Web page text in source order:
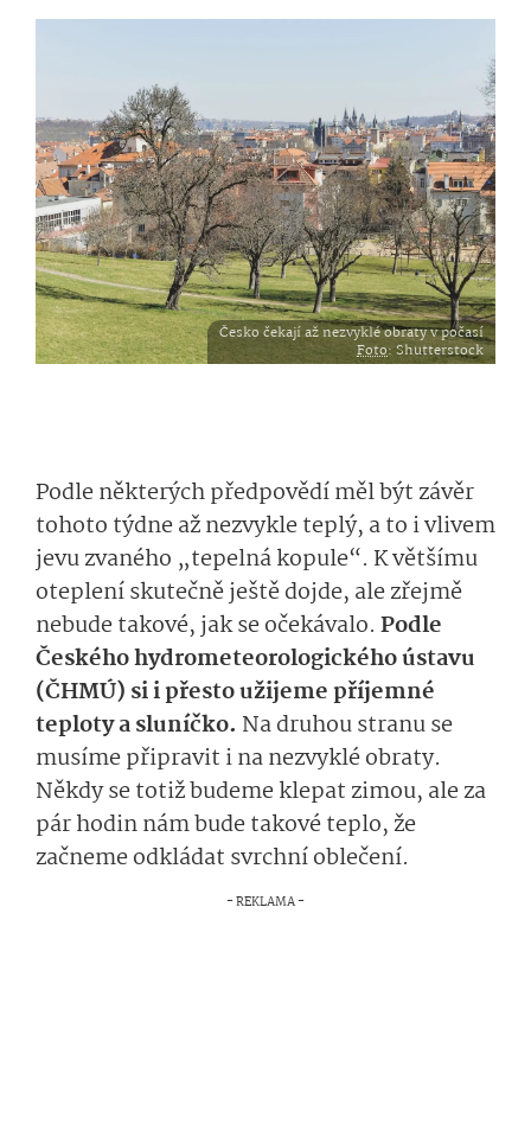
Česko čekají až nezvyklé obraty v počasí
Foto: Shutterstock
Podle některých předpovědí měl být závěr
tohoto týdne až nezvykle teplý, a to i vlivem
jevu zvaného „tepelná kopule“. K většímu
oteplení skutečně ještě dojde, ale zřejmě
nebude takové, jak se očekávalo. Podle
Českého hydrometeorolo­gického ústavu
(ČHMÚ) si i přesto užijeme příjemné
teploty a sluníčko. Na druhou stranu se
musíme připravit i na nezvyklé obraty.
Někdy se totiž budeme klepat zimou, ale za
pár hodin nám bude takové teplo, že
začneme odkládat svrchní oblečení.